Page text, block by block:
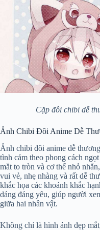
Cặp đôi chibi dễ
Ảnh Chibi Đôi Anime Dễ
Ảnh chibi đôi anime dễ
tình cảm theo phong cách
mắt to tròn và cơ thể nhỏ
vui vẻ, nhẹ nhàng và rất dễ
khắc họa các khoảnh khắc
dáng đáng yêu, giúp người
giữa hai nhân vật.
Không chỉ là hình ảnh đẹp